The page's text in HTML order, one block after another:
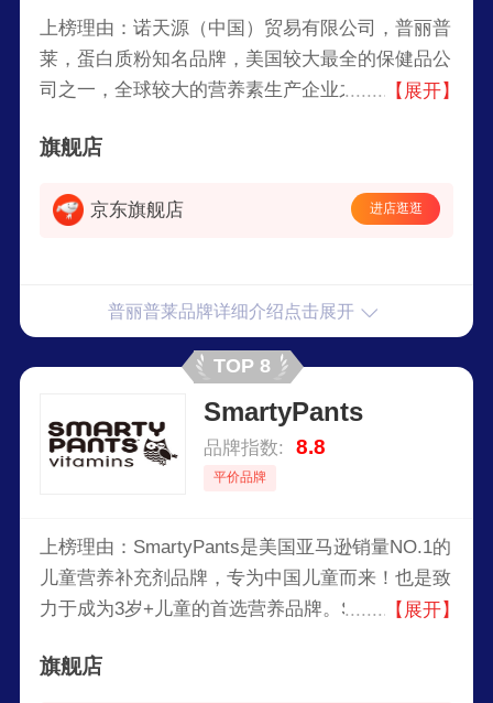
上榜理由：诺天源（中国）贸易有限公司，普丽普
莱，蛋白质粉知名品牌，美国较大最全的保健品公
司之一，全球较大的营养素生产企业之一，专业从
司。
【展开】
旗舰店
京东旗舰店 进店逛逛
普丽普莱品牌详细介绍点击展开
TOP 8
SmartyPants
品牌指数: 8.8
平价品牌
上榜理由：SmartyPants是美国亚马逊销量NO.1的
儿童营养补充剂品牌，专为中国儿童而来！也是致
力于成为3岁+儿童的首选营养品牌。SmartyPants
净原料·只给身体需要的好营养，生产工艺通过层
【展开】
旗舰店